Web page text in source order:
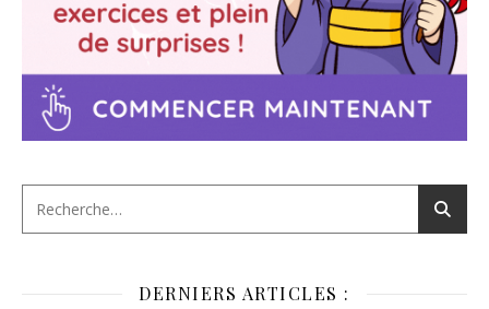
DERNIERS ARTICLES :